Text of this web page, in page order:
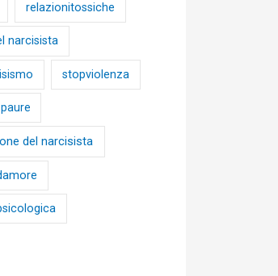
relazionitossiche
narcisista
stopviolenza
del narcisista